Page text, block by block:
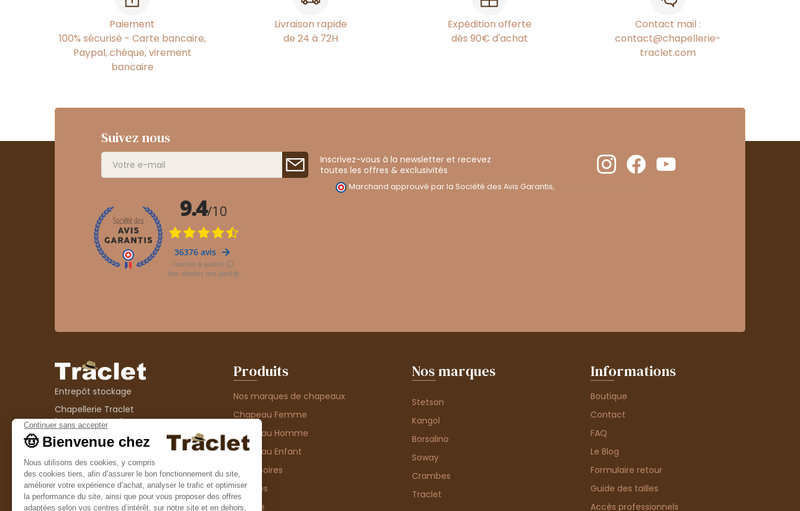
Paiement
100% sécurisé - Carte bancaire,
Paypal, chèque, virement
bancaire
Livraison rapide
de 24 à 72H
Expédition offerte
dès 90€ d'achat
Contact mail :
contact@chapellerie-
traclet.com
Suivez nous
Inscrivez-vous à la newsletter et recevez
toutes les offres & exclusivités
Marchand approuvé par la Société des Avis Garantis, .
Entrepôt stockage
Chapellerie Traclet
14 Impasse Bardin
42300 Roanne
contact@chapellerie-traclet.com
Boutique
Chapellerie Traclet
4 rue de Cadore
42300 Roanne
Produits
Nos marques de chapeaux
Chapeau Femme
Chapeau Homme
Chapeau Enfant
Accessoires
Thèmes
Matière
Nos marques
Stetson
Kangol
Borsalino
Soway
Crambes
Traclet
Informations
Boutique
Contact
FAQ
Le Blog
Formulaire retour
Guide des tailles
Accès professionnels